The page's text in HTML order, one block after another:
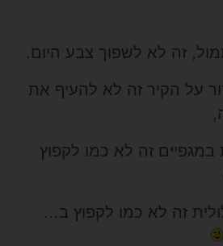
זה לא לשפוך צבע היום.
הקיר זה לא להעיף את
זה לא כמו לקפוץ
זה לא כמו לקפוץ ב…